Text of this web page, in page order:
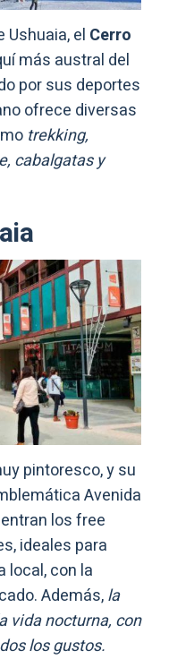
Ushuaia, el Cerro
más austral del
por sus deportes
ofrece diversas
trekking,
cabalgatas y
pintoresco, y su
Avenida
los free
ideales para
local, con la
Además,la
vida nocturna, con
los gustos.